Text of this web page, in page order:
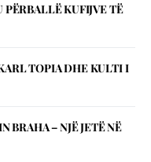
PЁRBALLЁ KUFIJVE TЁ
TOPIA DHE KULTI I
BRAHA – NJЁ JETЁ NЁ